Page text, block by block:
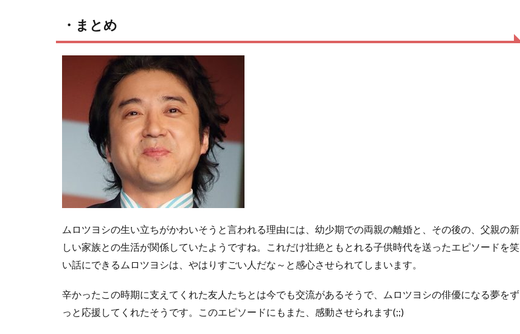
・まとめ
ムロツヨシの生い立ちがかわいそうと言われる理由には、幼少期での両親の離婚と、その後の、父親の新
しい家族との生活が関係していたようですね。これだけ壮絶ともとれる子供時代を送ったエピソードを笑
い話にできるムロツヨシは、やはりすごい人だな～と感心させられてしまいます。
辛かったこの時期に支えてくれた友人たちとは今でも交流があるそうで、ムロツヨシの俳優になる夢をず
っと応援してくれたそうです。このエピソードにもまた、感動させられます(;;)